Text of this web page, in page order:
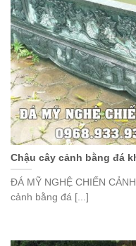
Chậu cây cảnh bằng đá
ĐÁ MỸ NGHỆ CHIẾN
cảnh bằng đá [...]